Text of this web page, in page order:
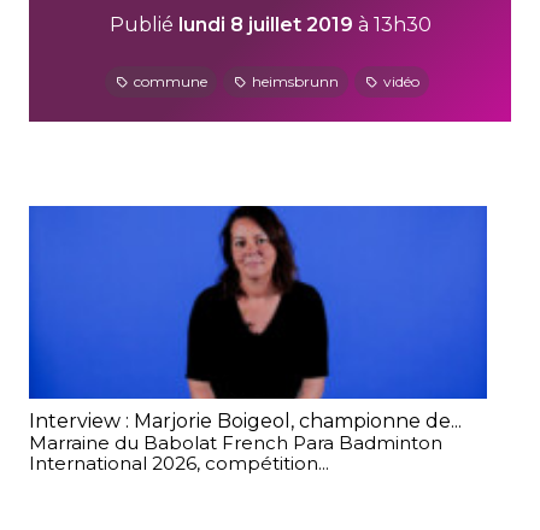
Publié lundi 8 juillet 2019 à 13h30
commune heimsbrunn vidéo
Interview : Marjorie Boigeol, championne de...
Marraine du Babolat French Para Badminton
International 2026, compétition...